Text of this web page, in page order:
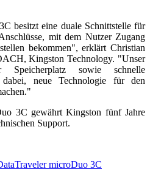
besitzt eine duale Schnittstelle für
mit dem Nutzer Zugang
bekommen", erklärt Christian
Kingston Technology. "Unser
sowie schnelle
neue Technologie für den
3C gewährt Kingston fünf Jahre
Support.
microDuo 3C